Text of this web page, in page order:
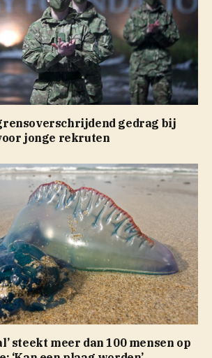
gedrag bij
jonge rekruten
steekt meer dan 100 mensen op